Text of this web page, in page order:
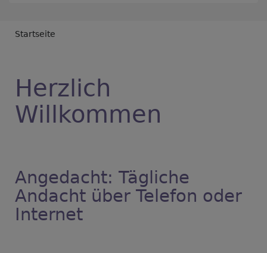
Breadcrumb
Startseite
Herzlich
Willkommen
Angedacht: Tägliche
Andacht über Telefon oder
Internet